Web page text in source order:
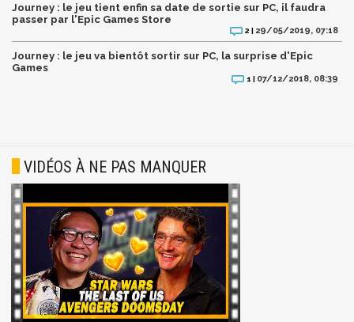
Journey : le jeu tient enfin sa date de sortie sur PC, il faudra
passer par l'Epic Games Store
2 | 29/05/2019, 07:18
Journey : le jeu va bientôt sortir sur PC, la surprise d'Epic
Games
1 | 07/12/2018, 08:39
VIDÉOS À NE PAS MANQUER